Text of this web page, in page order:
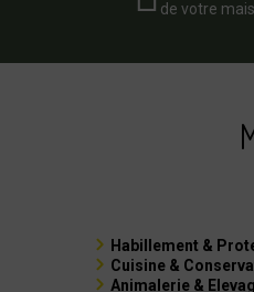
de votre
Habillement &
Cuisine &
Animalerie &